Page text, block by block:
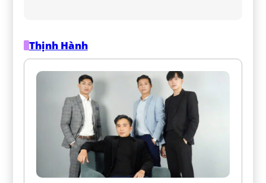
Thịnh Hành